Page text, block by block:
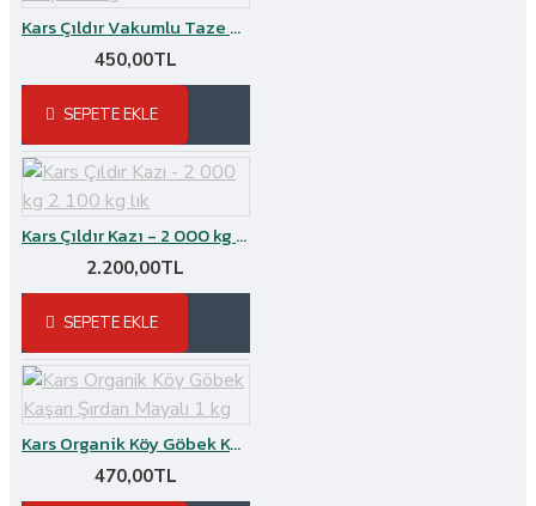
Kars Çıldır Vakumlu Taze Kaşar Peyniri Şırdan Mayalı 1 kg
450,00TL
SEPETE EKLE
Kars Çıldır Kazı - 2 000 kg 2 100 kg lık
2.200,00TL
SEPETE EKLE
Kars Organik Köy Göbek Kaşarı Şırdan Mayalı 1 kg
470,00TL